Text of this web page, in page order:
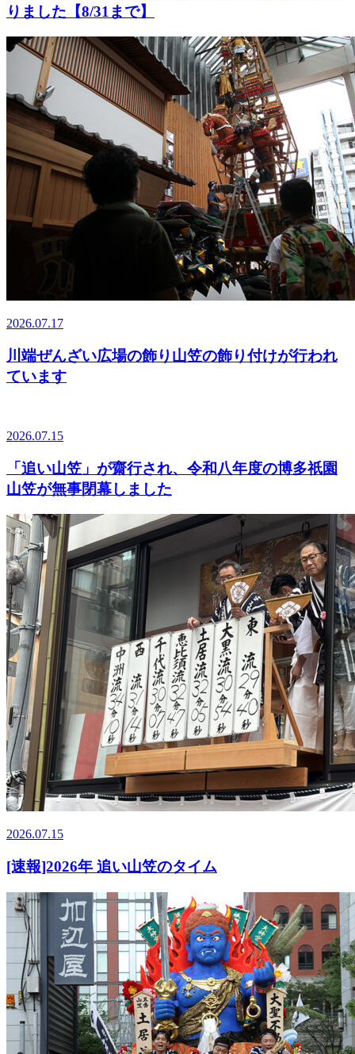
りました【8/31まで】
2026.07.17
川端ぜんざい広場の飾り山笠の飾り付けが行われ
ています
2026.07.15
「追い山笠」が齋行され、令和八年度の博多祇園
山笠が無事閉幕しました
2026.07.15
[速報]2026年 追い山笠のタイム